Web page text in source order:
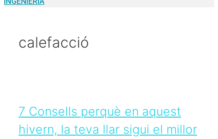
calefacció
7 Consells perquè en aquest
hivern, la teva llar sigui el millor